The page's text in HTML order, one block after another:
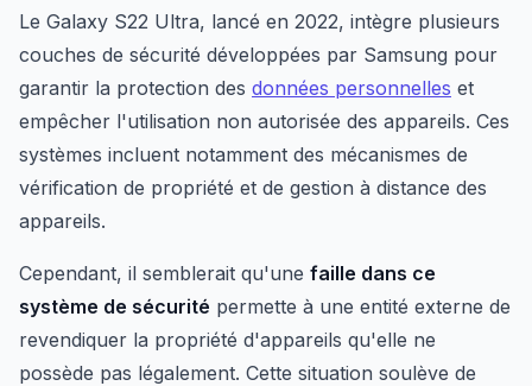
Le Galaxy S22 Ultra, lancé en 2022, intègre plusieurs
couches de sécurité développées par Samsung pour
garantir la protection des données personnelles et
empêcher l'utilisation non autorisée des appareils. Ces
systèmes incluent notamment des mécanismes de
vérification de propriété et de gestion à distance des
appareils.
Cependant, il semblerait qu'une faille dans ce
système de sécurité permette à une entité externe de
revendiquer la propriété d'appareils qu'elle ne
possède pas légalement. Cette situation soulève de